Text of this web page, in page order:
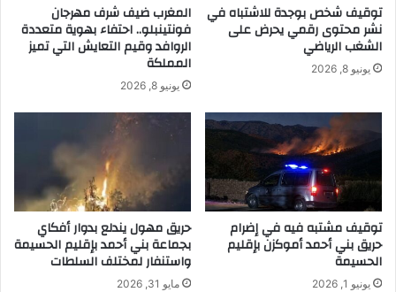
توقيف شخص بوجدة للاشتباه في
نشر محتوى رقمي يحرض على
الشغب الرياضي
يونيو 8, 2026
المغرب ضيف شرف مهرجان
فونتينبلو.. احتفاء بهوية متعددة
الروافد وقيم التعايش التي تميز
المملكة
يونيو 8, 2026
توقيف مشتبه فيه في إضرام
حريق بني أحمد أموكزن بإقليم
الحسيمة
يونيو 1, 2026
حريق مهول يندلع بدوار أفكاي
بجماعة بني أحمد بإقليم الحسيمة
واستنفار لمختلف السلطات
مايو 31, 2026